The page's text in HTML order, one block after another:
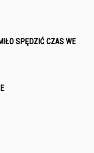
SPĘDZIĆ CZAS WE